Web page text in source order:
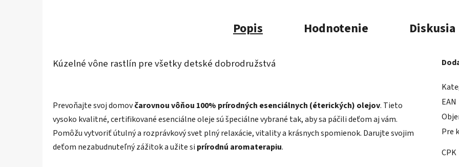
Popis Hodnotenie Diskusia
Kúzelné vône rastlín pre všetky detské dobrodružstvá
Prevoňajte svoj domovčarovnou vôňou 100% prírodných esenciálnych (éterických) olejov. Tieto
vysoko kvalitné, certifikované esenciálne oleje sú špeciálne vybrané tak, aby sa páčili deťom aj vám.
Pomôžu vytvoriť útulný a rozprávkový svet plný relaxácie, vitality a krásnych spomienok. Darujte svojim
deťom nezabudnuteľný zážitok a užite si prírodnú aromaterapiu.
EAN
Pre
CPK